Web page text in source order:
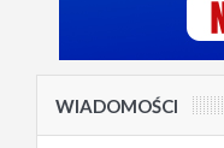
WIADOMOŚCI